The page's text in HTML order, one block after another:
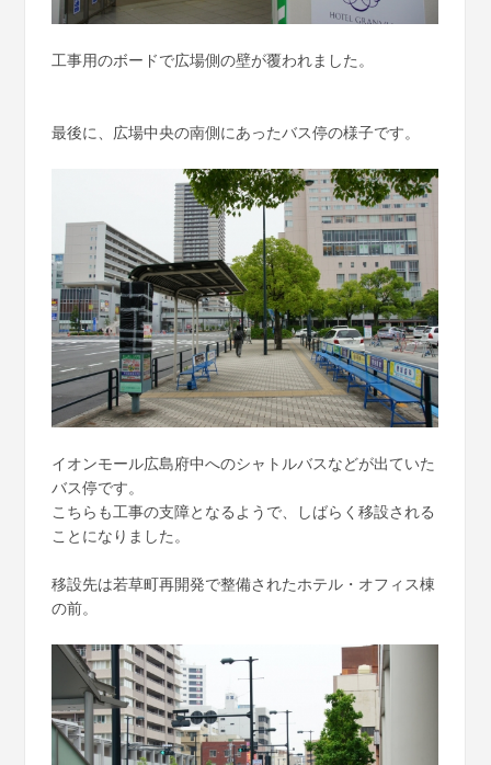
工事用のボードで広場側の壁が覆われました。
最後に、広場中央の南側にあったバス停の様子です。
イオンモール広島府中へのシャトルバスなどが出ていた
バス停です。
こちらも工事の支障となるようで、しばらく移設される
ことになりました。
移設先は若草町再開発で整備されたホテル・オフィス棟
の前。